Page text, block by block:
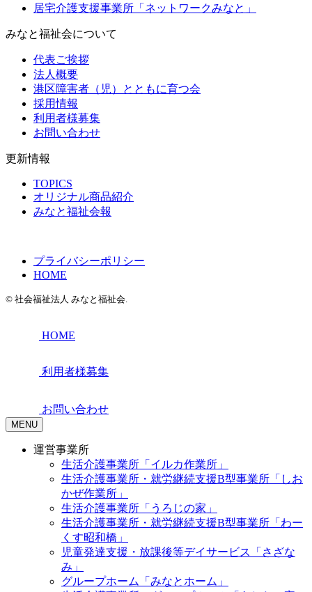
居宅介護支援事業所「ネットワークみなと」
みなと福祉会について
代表ご挨拶
法人概要
港区障害者（児）とともに育つ会
採用情報
利用者様募集
お問い合わせ
更新情報
TOPICS
オリジナル商品紹介
みなと福祉会報
プライバシーポリシー
HOME
© 社会福祉法人 みなと福祉会.
HOME
利用者様募集
お問い合わせ
MENU
運営事業所
生活介護事業所「イルカ作業所」
生活介護事業所・就労継続支援B型事業所「しお
かぜ作業所」
生活介護事業所「うろじの家」
生活介護事業所・就労継続支援B型事業所「わー
くす昭和橋」
児童発達支援・放課後等デイサービス「さざな
み」
グループホーム「みなとホーム」